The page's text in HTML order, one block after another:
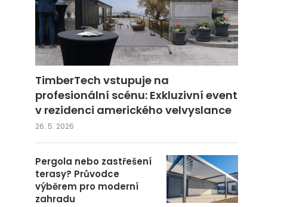
TimberTech vstupuje na
profesionální scénu: Exkluzivní event
v rezidenci amerického velvyslance
26. 5. 2026
Pergola nebo zastřešení
terasy? Průvodce
výběrem pro moderní
zahradu